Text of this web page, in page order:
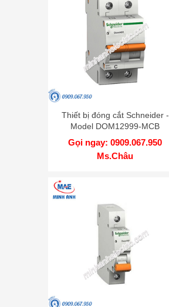
Thiết bị đóng cắt Schneider -
Model DOM12999-MCB
Gọi ngay: 0909.067.950
Ms.Châu